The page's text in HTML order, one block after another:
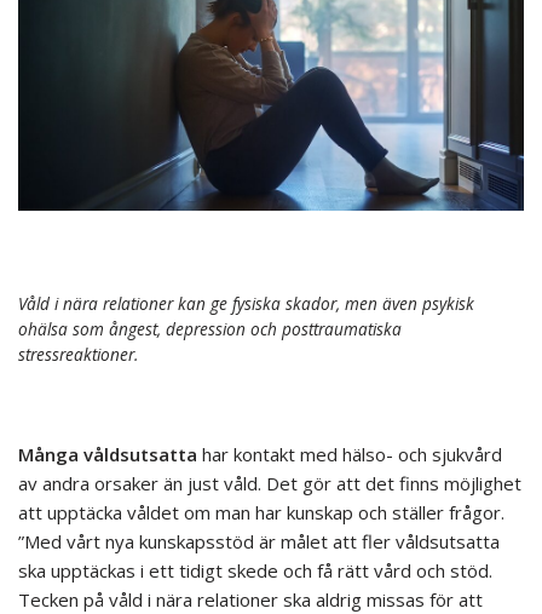
Våld i nära relationer kan ge fysiska skador, men även psykisk
ohälsa som ångest, depression och posttraumatiska
stressreaktioner.
Många våldsutsatta har kontakt med hälso- och sjukvård
av andra orsaker än just våld. Det gör att det finns möjlighet
att upptäcka våldet om man har kunskap och ställer frågor.
”Med vårt nya kunskapsstöd är målet att fler våldsutsatta
ska upptäckas i ett tidigt skede och få rätt vård och stöd.
Tecken på våld i nära relationer ska aldrig missas för att